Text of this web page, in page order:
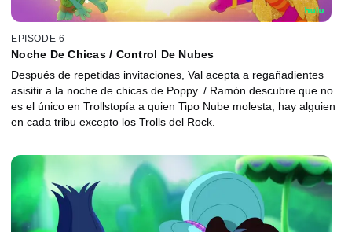
EPISODE 6
Noche De Chicas / Control De Nubes
Después de repetidas invitaciones, Val acepta a regañadientes
asisitir a la noche de chicas de Poppy. / Ramón descubre que no
es el único en Trollstopía a quien Tipo Nube molesta, hay alguien
en cada tribu excepto los Trolls del Rock.